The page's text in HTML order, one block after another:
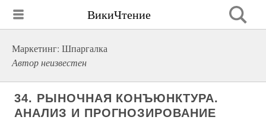
ВикиЧтение
Маркетинг: Шпаргалка
Автор неизвестен
34. РЫНОЧНАЯ КОНЪЮНКТУРА.
АНАЛИЗ И ПРОГНОЗИРОВАНИЕ